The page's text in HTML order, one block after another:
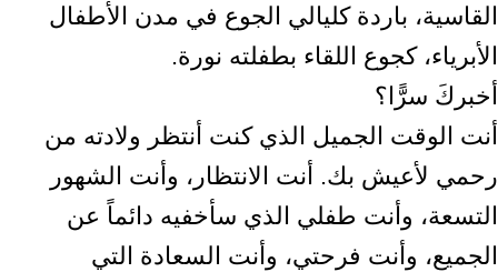
القاسية، باردة كليالي الجوع في مدن الأطفال
الأبرياء، كجوع اللقاء بطفلته نورة.
أخبركَ سرًّا؟
أنت الوقت الجميل الذي كنت أنتظر ولادته من
رحمي لأعيش بك. أنت الانتظار، وأنت الشهور
التسعة، وأنت طفلي الذي سأخفيه دائماً عن
الجميع، وأنت فرحتي، وأنت السعادة التي